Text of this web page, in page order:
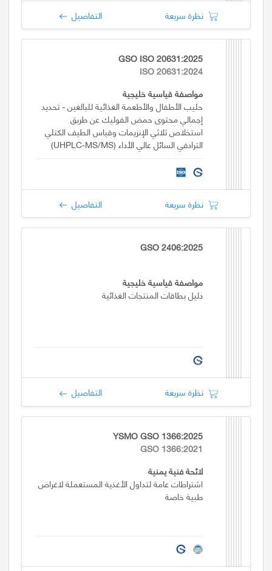
نظرة سريعة التفاصيل
GSO ISO 20631:2025
ISO 20631:2024
مواصفة قياسية خليجية
حليب الأطفال والأطعمة الغذائية للبالغين - تحديد
إجمالي محتوى حمض الفوليك عن طريق
استخلاص ثلاثي الإنزيمات وقياس الطيف الكتلي
الترادفي السائل عالي الأداء (UHPLC-MS/MS)
نظرة سريعة التفاصيل
GSO 2406:2025
مواصفة قياسية خليجية
دليل بطاقات المنتجات الغذائية
نظرة سريعة التفاصيل
YSMO GSO 1366:2025
GSO 1366:2021
لائحة فنية يمنية
اشتراطات عامة لتداول الأغذية المستعملة لاغراض
طبية خاصة